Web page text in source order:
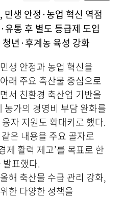
생 안정·농업 혁신 역점
통 후 별도 등급제 도입
년·후계농 육성 강화
생 안정과 농업 혁신을
래 주요 축산물 중심으로
서 친환경 축산업 기반을
농가의 경영비 부담 완화를
자 지원도 확대키로 했다.
은 내용을 주요 골자로
제 활력 제고’를 목표로 한
표했다.
해 축산물 수급 관리 강화,
한 다양한 정책을